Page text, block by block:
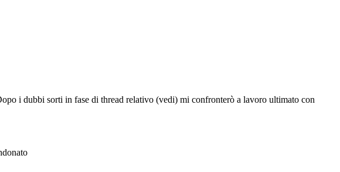
dubbi sorti in fase di thread relativo (vedi) mi confronterò a lavoro ultimato con